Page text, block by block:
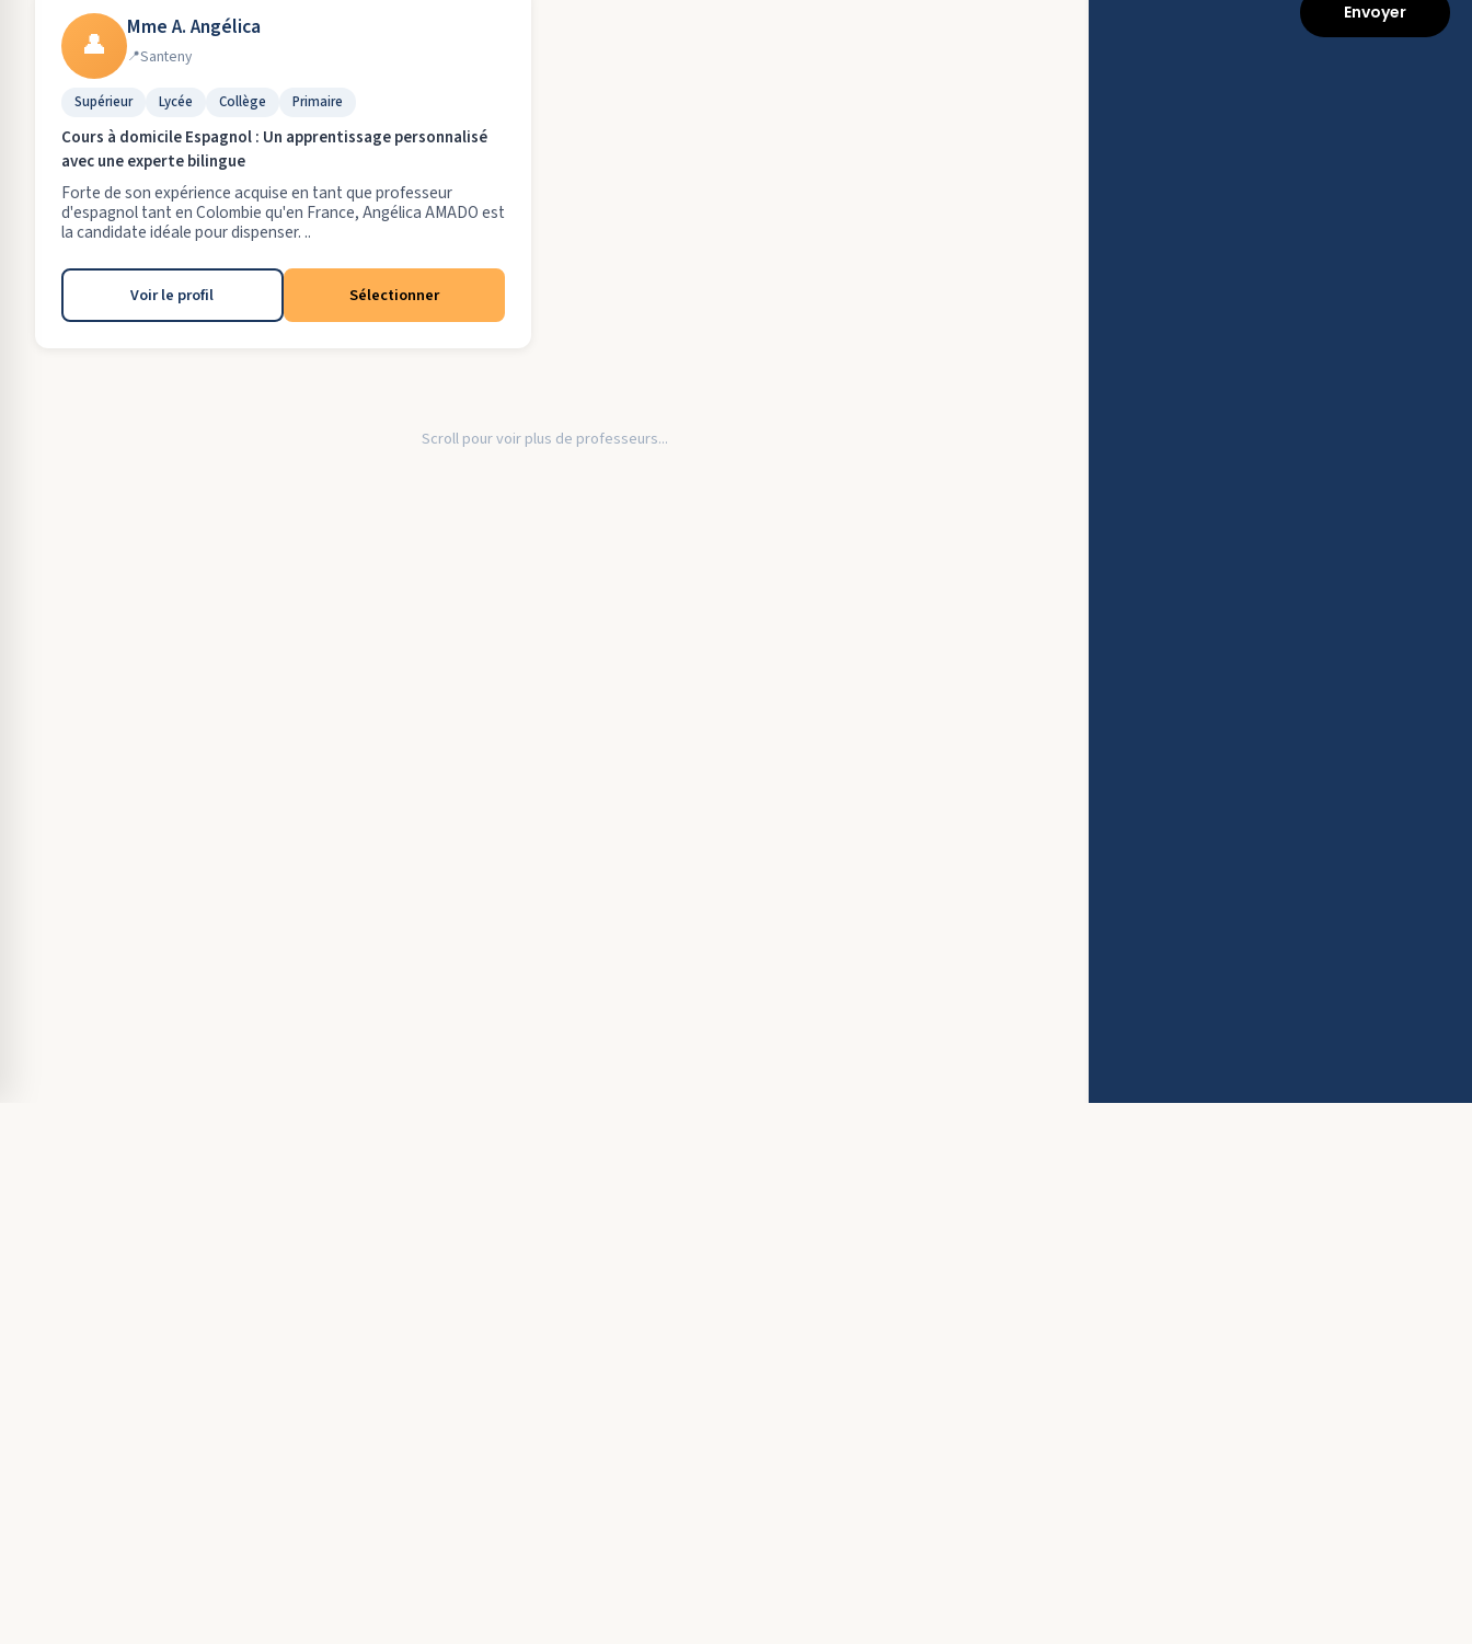
👤 Mme A. Angélica
Santeny
Supérieur Lycée Collège Primaire
Cours à domicile Espagnol : Un apprentissage personnalisé
avec une experte bilingue
Forte de son expérience acquise en tant que professeur
d'espagnol tant en Colombie qu'en France, Angélica AMADO est
la candidate idéale pour dispenser. ..
Voir le profil Sélectionner
Scroll pour voir plus de professeurs...
Envoyer